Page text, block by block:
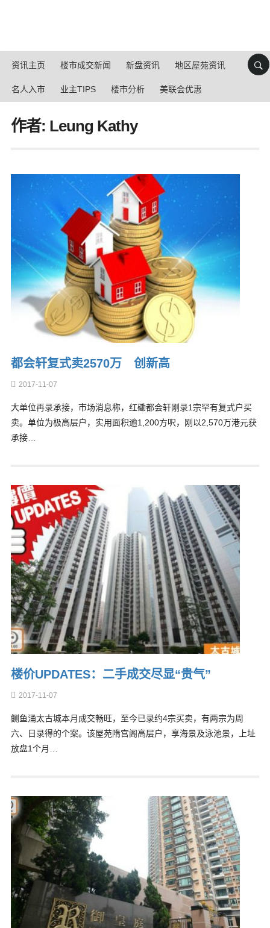
资讯主页 楼市成交新闻 新盘资讯 地区屋苑资讯
名人入市 业主TIPS 楼市分析 美联会优惠
作者: Leung Kathy
都会轩复式卖2570万 创新高
2017-11-07
大单位再录承接，市场消息称，红磡都会轩刚录1宗罕有复式户买
卖。单位为极高层户，实用面积逾1,200方呎，刚以2,570万港元获
承接…
楼价UPDATES：二手成交尽显“贵气”
2017-11-07
鲗鱼涌太古城本月成交畅旺，至今已录约4宗买卖，有两宗为周
六、日录得的个案。该屋苑隋宫阁高层户，享海景及泳池景，上址
放盘1个月…